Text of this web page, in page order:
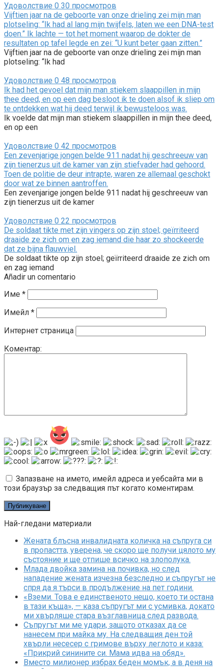
Удоволствие 0 30 просмотров
Vijftien jaar na de geboorte van onze drieling zei mijn man
plotseling: “Ik had al lang mijn twijfels, laten we een DNA-test
doen.” Ik lachte — tot het moment waarop de dokter de
resultaten op tafel legde en zei: “U kunt beter gaan zitten.”
Vijftien jaar na de geboorte van onze drieling zei mijn man
plotseling: “Ik had
Удоволствие 0 48 просмотров
Ik had het gevoel dat mijn man stiekem slaappillen in mijn
thee deed, en op een dag besloot ik te doen alsof ik sliep om
te ontdekken wat hij deed terwijl ik bewusteloos was.
Ik voelde dat mijn man stiekem slaappillen in mijn thee deed,
en op een
Удоволствие 0 42 просмотров
Een zevenjarige jongen belde 911 nadat hij geschreeuw van
zijn tienerzus uit de kamer van zijn stiefvader had gehoord.
Toen de politie de deur intrapte, waren ze allemaal geschokt
door wat ze binnen aantroffen.
Een zevenjarige jongen belde 911 nadat hij geschreeuw van
zijn tienerzus uit de kamer
Удоволствие 0 22 просмотров
De soldaat tikte met zijn vingers op zijn stoel; geïrriteerd
draaide ze zich om en zag iemand die haar zo shockeerde
dat ze bijna flauwviel.
De soldaat tikte op zijn stoel; geïrriteerd draaide ze zich om
en zag iemand
Añadir un comentario
Име *
Имейл *
Интернет страница
Коментар:
Запазване на името, имейл адреса и уебсайта ми в
този браузър за следващия път когато коментирам.
Най-гледани материали
Жената блъсна инвалидната количка на съпруга си
в пропастта, уверена, че скоро ще получи цялото му
състояние и ще отпише всичко на злополука.
Млада двойка замина на почивка, но след
нападение жената изчезна безследно и съпругът не
спря да я търси в продължение на пет години.
«Вземи. Това е единственото нещо, което ти остана
в тази къща», — каза съпругът ми с усмивка, докато
ми хвърляше стара възглавница след развода.
Съпругът ми ме удари, защото отказах да се
нанесем при майка му. На следващия ден той
хвърли несесер с гримове върху леглото и каза:
«Прикрий синините си. Мама идва на обяд».
Вместо милионер избрах беден момък, а в деня на